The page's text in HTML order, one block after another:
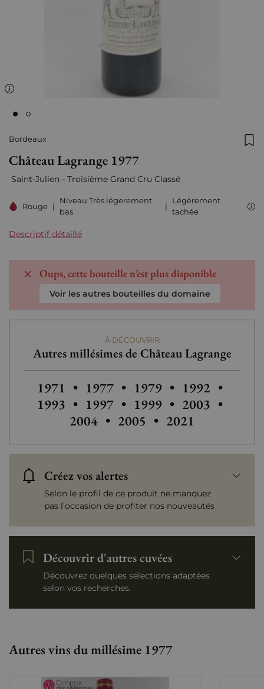
Bordeaux
Château Lagrange 1977
Saint-Julien - Troisième Grand Cru Classé
Rouge |
Niveau Très légerement
bas
|
Légèrement
tachée
Descriptif détaillé
Oups, cette bouteille n’est plus disponible
Voir les autres bouteilles du domaine
À DÉCOUVRIR
Autres millésimes de Château Lagrange
Autres millésimes de Château Lagrange
1971 • Autres millésimes de Château
1977 • Autres millésimes de
1979 • Autres
1992 •
1993 • Autres millésimes de Château
1997 • Autres millésimes de
1999 • Autres
2003 •
2004 • Autres millésimes de
2005 • Autres
2021
Créez vos alertes
Selon le profil de ce produit ne manquez
pas l’occasion de profiter nos nouveautés
Découvrir d'autres cuvées
Découvrez quelques sélections adaptées
selon vos recherches.
Autres vins du millésime 1977